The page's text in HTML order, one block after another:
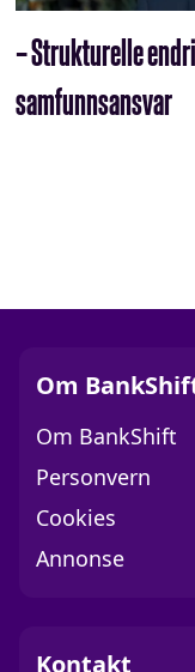
– Strukturelle
samfunnsansvar
Om
Om BankShift
Personvern
Cookies
Annonse
Kontakt